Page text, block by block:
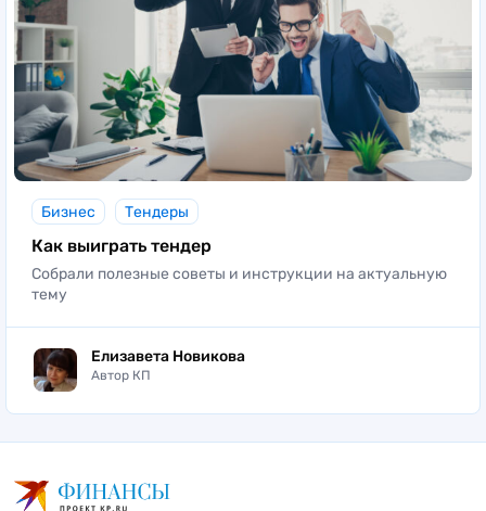
Бизнес Тендеры
Как выиграть тендер
Собрали полезные советы и инструкции на актуальную
тему
Елизавета Новикова
Автор КП